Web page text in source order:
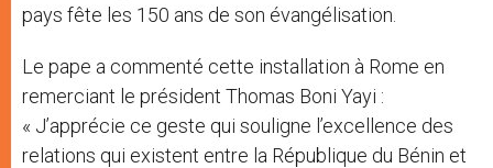
pays fête les 150 ans de son évangélisation.
Le pape a commenté cette installation à Rome en
remerciant le président Thomas Boni Yayi :
« J’apprécie ce geste qui souligne l’excellence des
relations qui existent entre la République du Bénin et